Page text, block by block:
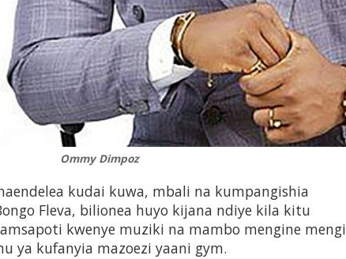
Ommy Dimpoz
kudai kuwa, mbali na kumpangishia
Fleva, bilionea huyo kijana ndiye kila kitu
kwenye muziki na mambo mengine mengi
ya kufanyia mazoezi yaani gym.